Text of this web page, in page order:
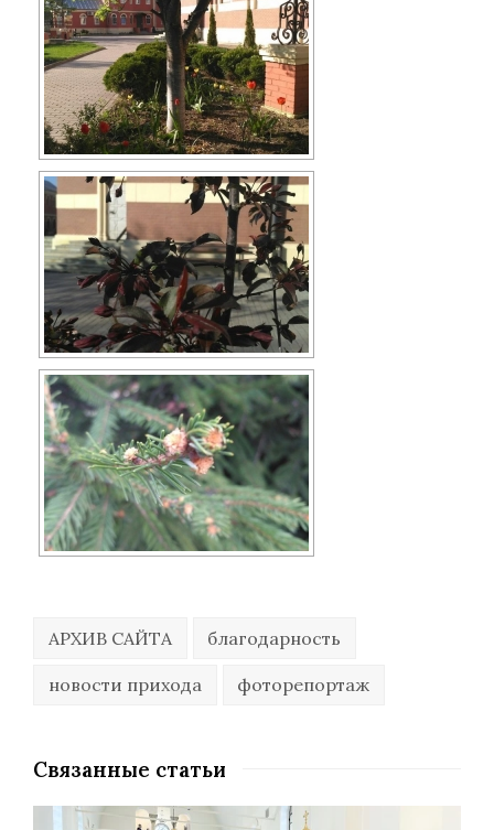
АРХИВ САЙТА благодарность
новости прихода фоторепортаж
Связанные статьи